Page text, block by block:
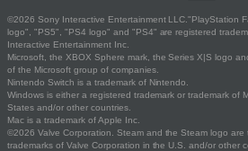
©2026 Sony Interactive Entertainment LLC."PlayStation
logo", "PS5", "PS4 logo" and "PS4" are registered
Interactive Entertainment Inc.
Microsoft, the XBOX Sphere mark, the Series X|S logo
of the Microsoft group of companies.
Nintendo Switch is a trademark of Nintendo.
Windows is either a registered trademark or trademark of
States and/or other countries.
Mac is a trademark of Apple Inc.
©2026 Valve Corporation. Steam and the Steam logo are
trademarks of Valve Corporation in the U.S. and/or other